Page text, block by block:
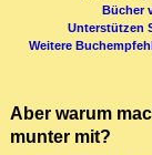
Bücher
Unterstützen
Weitere
Aber warum
munter mit?